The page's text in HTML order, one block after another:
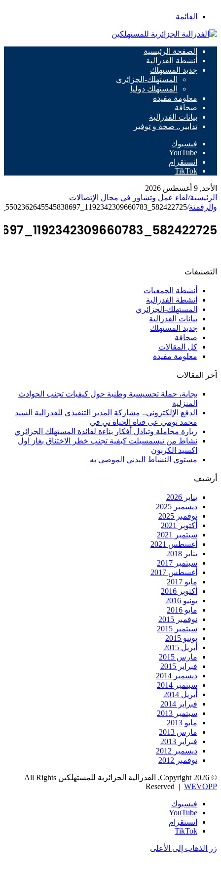
القائمة
الصفحة الرئيسية
أنشطة الفدرالية
جديد المستهلك
المستهلك-الجزائري
المستهلك دوليا
معلومة مفيدة
صحافة
بيانات الفدرالية
تدابير.. صحة و توفير
فيسبوك
‫YouTube
انستقرام
‫TikTok
الأحد, 9 أغسطس 2026
الرئيسية/لقاء عمل وتشاور في مجال الإتصالات
والرقمنة/
582422725_1192342309660783_5502362645545838697_n
582422725_1192342309660783_5502362645545838697_n
التصنيفات
أنشطة الجمعيات
أنشطة الفدرالية
المستهلك-الجزائري
بيانات الفدرالية
جديد المستهلك
صحافة
كل المقالات
معلومة مفيدة
آخر المقالات
بجاية، حملة تحسيسية وطنية حول كيفيات تجنب الحوادث
المنزلية
الدفع الإلكتروني.. مشاركة المدير التنفيذي للفدرالية السيد
محمد تومي عى قناة الحياة تي في
زيارة مجاملة وتبادل أفكار بناءة لفائدة المستهلك الجزائري
نشاط من تيسمسيلت كيفية تجنب خطر الاختناق بغاز اول
اكسيد الكربون
مستوى النشاط البدني الموصى به
أرشيف
يناير 2026
ديسمبر 2025
نوفمبر 2025
أكتوبر 2021
سبتمبر 2021
أغسطس 2021
يناير 2018
سبتمبر 2017
أغسطس 2017
مايو 2017
أكتوبر 2016
يونيو 2016
مايو 2016
نوفمبر 2015
سبتمبر 2015
يونيو 2015
أبريل 2015
مارس 2015
فبراير 2015
ديسمبر 2014
سبتمبر 2014
أبريل 2014
فبراير 2014
سبتمبر 2013
مايو 2013
مارس 2013
فبراير 2013
ديسمبر 2012
نوفمبر 2012
© Copyright 2026, الفدرالية الجزائرية للمستهلكين All Rights
Reserved | WEVOPP
فيسبوك
‫YouTube
انستقرام
‫TikTok
زر الذهاب إلى الأعلى